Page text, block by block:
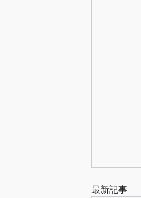
最新記事